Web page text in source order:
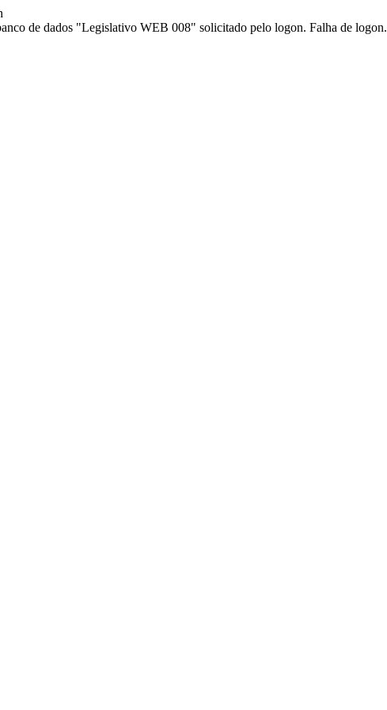
de dados "Legislativo WEB 008" solicitado pelo logon. Falha de logon.